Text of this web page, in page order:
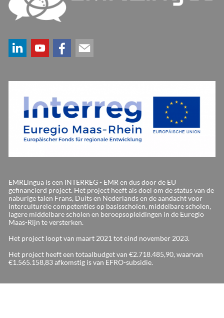
EMRLingua is een INTERREG - EMR en dus door de EU
gefinancierd project. Het project heeft als doel om de status van de
naburige talen Frans, Duits en Nederlands en de aandacht voor
interculturele competenties op basisscholen, middelbare scholen,
lagere middelbare scholen en beroepsopleidingen in de Euregio
Maas-Rijn te versterken.
Het project loopt van maart 2021 tot eind november 2023.
Het project heeft een totaalbudget van €2.718.485,90, waarvan
€1.565.158,83 afkomstig is van EFRO-subsidie.